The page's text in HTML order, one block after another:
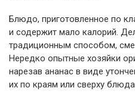
Блюдо, приготовленное по
и содержит мало калорий.
традиционным способом,
Нередко опытные хозяйки
нарезав ананас в виде
их по краям или сверху